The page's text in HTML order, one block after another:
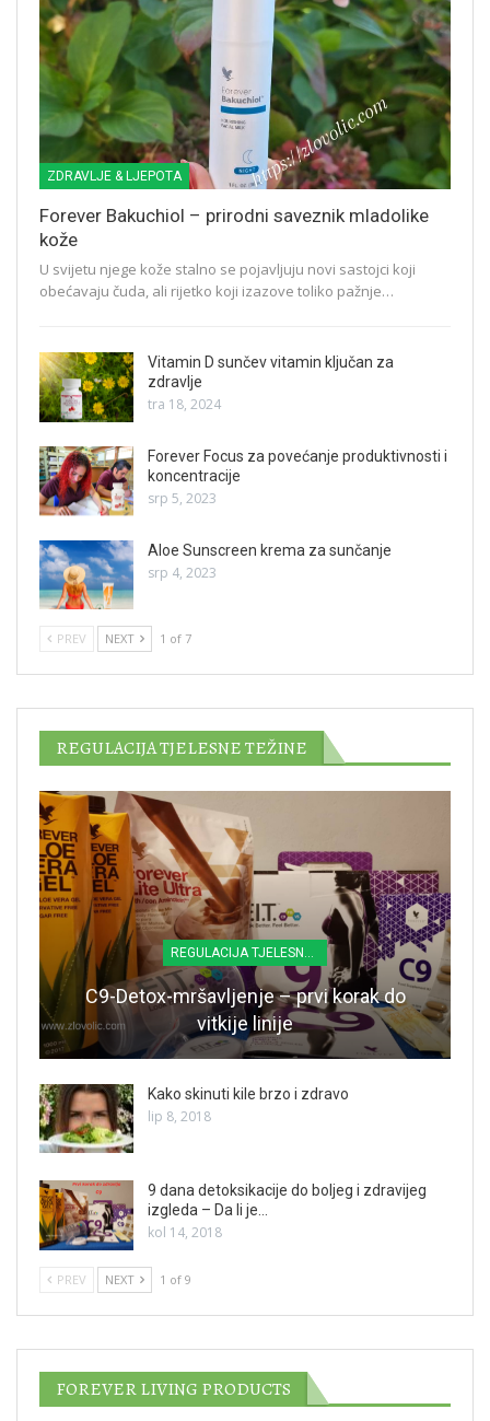
ZDRAVLJE & LJEPOTA
Forever Bakuchiol – prirodni saveznik mladolike
kože
U svijetu njege kože stalno se pojavljuju novi sastojci koji
obećavaju čuda, ali rijetko koji izazove toliko pažnje…
Vitamin D sunčev vitamin ključan za
zdravlje
tra 18, 2024
Forever Focus za povećanje produktivnosti i
koncentracije
srp 5, 2023
Aloe Sunscreen krema za sunčanje
srp 4, 2023
PREV NEXT 1 of 7
REGULACIJA TJELESNE TEŽINE
C9-Detox-mršavljenje – prvi korak do
vitkije linije
Kako skinuti kile brzo i zdravo
lip 8, 2018
9 dana detoksikacije do boljeg i zdravijeg
izgleda – Da li je…
kol 14, 2018
PREV NEXT 1 of 9
FOREVER LIVING PRODUCTS